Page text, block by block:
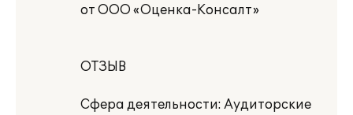
от ООО «Оценка-Консалт»
ОТЗЫВ
Сфера деятельности: Аудиторские